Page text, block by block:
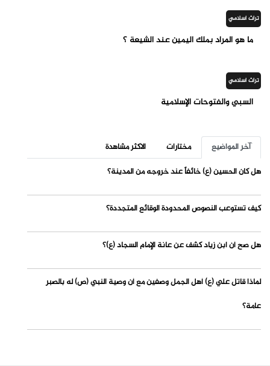
تراث اسلامي
ما هو المراد بملك اليمين عند الشيعة ؟
تراث اسلامي
السبي والفتوحات الإسلامية
آخر المواضيع مختارات
الاكثر مشاهدة
هل كان الحسين (ع) خائفاً عند خروجه من المدينة؟
كيف تستوعب النصوص المحدودة الوقائع المتجددة؟
هل صح أن ابن زياد كشف عن عانة الإمام السجاد (ع)؟
لماذا قاتل علي (ع) أهل الجمل وصفين مع أن وصية النبي (ص) له بالصبر
عامة؟